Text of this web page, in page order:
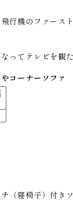
行機のファース
ってテレビを観
コーナーソファ
（寝椅子）付き